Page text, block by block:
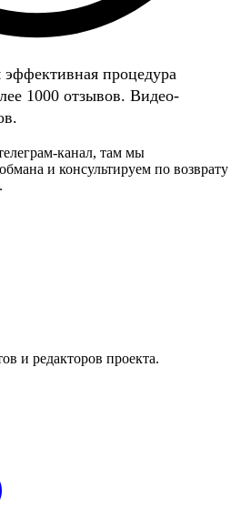
процедура
1000 отзывов. Видео-
канал, там мы
и консультируем по возврату
.
и редакторов проекта.